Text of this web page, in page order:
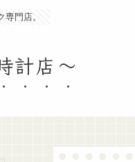
門店。
計店～